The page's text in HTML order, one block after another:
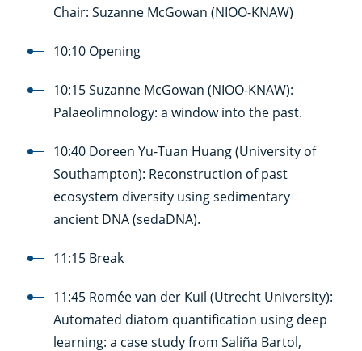
Chair: Suzanne McGowan (NIOO-KNAW)
10:10 Opening
10:15 Suzanne McGowan (NIOO-KNAW):
Palaeolimnology: a window into the past.
10:40 Doreen Yu-Tuan Huang (University of
Southampton): Reconstruction of past
ecosystem diversity using sedimentary
ancient DNA (sedaDNA).
11:15 Break
11:45 Romée van der Kuil (Utrecht University):
Automated diatom quantification using deep
learning: a case study from Saliña Bartol,